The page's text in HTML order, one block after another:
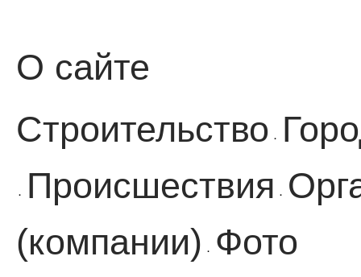
О сайте
Строительство ·
· Происшествия ·
(компании)
·
Фото